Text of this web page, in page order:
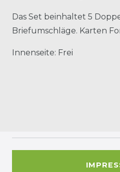
Das Set beinhaltet 5
Briefumschläge. Karten
Innenseite: Frei